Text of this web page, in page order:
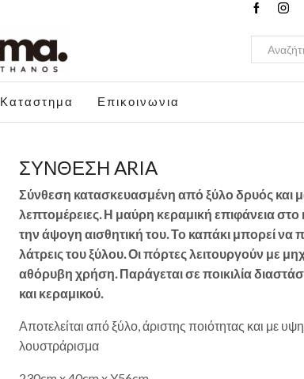
Καταστημα Επικοινωνια
ΣΥΝΘΕΣΗ ARIA
Σύνθεση κατασκευασμένη από ξύλο δρυός και
λεπτομέρειες. Η μαύρη κεραμική επιφάνεια
την άψογη αισθητική του. Το καπάκι μπορεί να
λάτρεις του ξύλου. Οι πόρτες λειτουργούν με
αθόρυβη χρήση. Παράγεται σε ποικιλία
και κεραμικού.
Αποτελείται από ξύλο, άριστης ποιότητας και με
λουστράρισμα